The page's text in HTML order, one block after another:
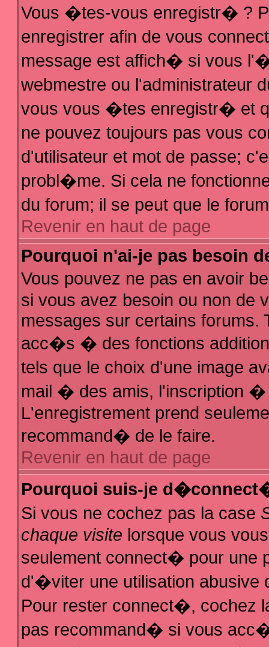
Vous �tes-vous enregistr� ?
enregistrer afin de vous
message est affich� si vous
webmestre ou l'administrateur
vous vous �tes enregistr� et
ne pouvez toujours pas vous
d'utilisateur et mot de passe;
probl�me. Si cela ne
du forum; il se peut que le
Revenir en haut de page
Pourquoi n'ai-je pas besoin
Vous pouvez ne pas en avoir
si vous avez besoin ou non de
messages sur certains forums.
acc�s � des fonctions
tels que le choix d'une image
mail � des amis, l'inscription �
L'enregistrement prend
recommand� de le faire.
Revenir en haut de page
Pourquoi suis-je
Si vous ne cochez pas la case
chaque visite lorsque vous
seulement connect� pour
d'�viter une utilisation abusive
Pour rester connect�, cochez
pas recommand� si vous